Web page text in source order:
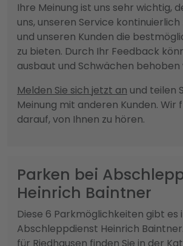
Ihre Meinung ist uns sehr wichtig,
uns, unseren Service
und unseren Kunden die
zu bieten. Durch Ihr Feedback
ausbaut und Schwächen behoben
Melden Sie sich jetzt an und teilen
Meinung mit anderen Kunden. Wir
darauf, von Ihnen zu hören.
Parken bei
Heinrich Baintner
Diese 6 Parkmöglichkeiten gibt es
Abschleppdienst Heinrich